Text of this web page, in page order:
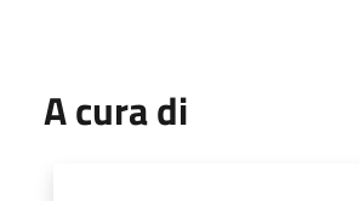
A cura di